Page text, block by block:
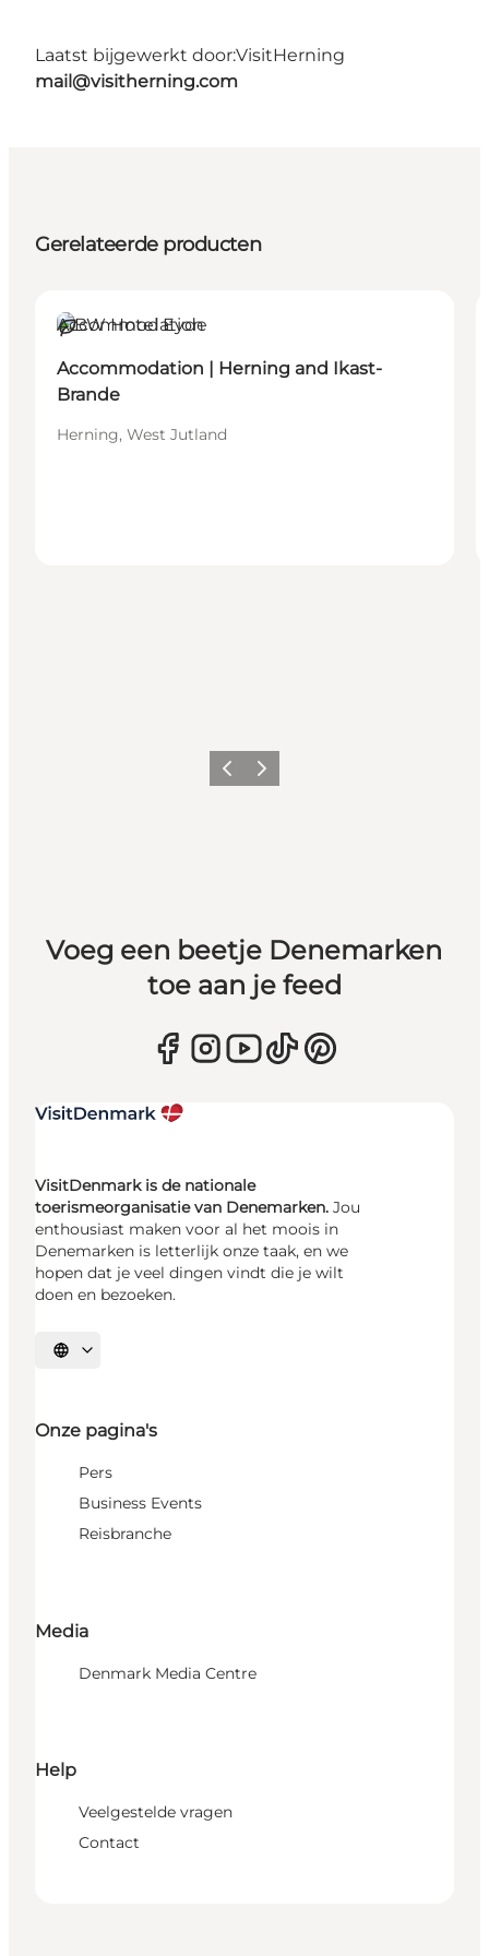
Laatst bijgewerkt door:VisitHerning
mail@visitherning.com
Gerelateerde producten
Duurzaam
Accommodation
Accommodation | Herning and Ikast-
Brande
Herning, West Jutland
Vorige Volgende
Voeg een beetje Denemarken
toe aan je feed
VisitDenmark is de nationale
toerismeorganisatie van Denemarken. Jou
enthousiast maken voor al het moois in
Denemarken is letterlijk onze taak, en we
hopen dat je veel dingen vindt die je wilt
doen en bezoeken.
Selecteer taal
Onze pagina's
Pers
Business Events
Reisbranche
Media
Denmark Media Centre
Help
Veelgestelde vragen
Contact